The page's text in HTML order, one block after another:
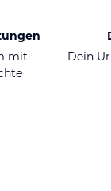
mit
Dein